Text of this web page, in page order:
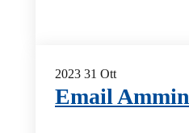
2023 31 Ott
Email